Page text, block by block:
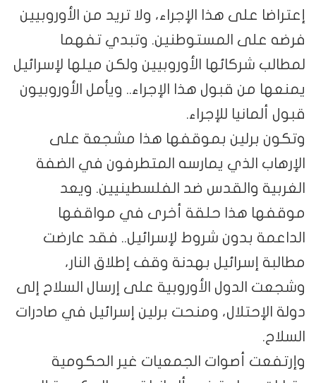
إعتراضا على هذا الإجراء، ولا تريد من الأوروبيين
فرضه على المستوطنين. وتبدي تفهما
لمطالب شركائها الأوروبيين ولكن ميلها لإسرائيل
يمنعها من قبول هذا الإجراء.. ويأمل الأوروبيون
قبول ألمانيا للإجراء.
وتكون برلين بموقفها هذا مشجعة على
الإرهاب الذي يمارسه المتطرفون في الضفة
الغربية والقدس ضد الفلسطينيين. ويعد
موقفها هذا حلقة أخرى في مواقفها
الداعمة بدون شروط لإسرائيل.. فقد عارضت
مطالبة إسرائيل بهدنة وقف إطلاق النار،
وشجعت الدول الأوروبية على إرسال السلاح إلى
دولة الإحتلال، ومنحت برلين إسرائيل في صادرات
السلاح.
وإرتفعت أصوات الجمعيات غير الحكومية